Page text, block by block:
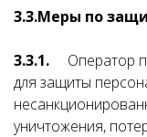
3.3.Меры по
3.3.1. Оператор
для защиты
уничтожения,